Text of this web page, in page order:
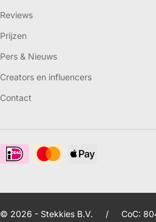
Reviews
Prijzen
Pers & Nieuws
Creators en influencers
Contact
© 2026 - Stekkies B.V. / CoC: